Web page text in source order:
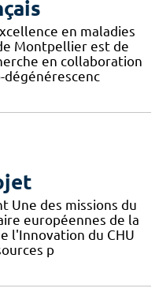
en maladies
Montpellier est de
en collaboration
dégénérescenc
Une des missions du
européennes de la
l'Innovation du CHU
p